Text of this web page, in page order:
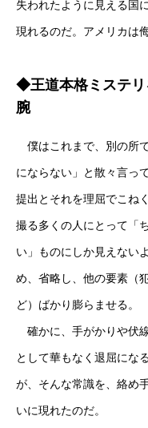
失われたように見える国
現れるのだ。アメリカは
◆王道本格ミステリ
腕
僕はこれまで、別の所
にならない」と散々言っ
提出とそれを理屈でこね
撮る多くの人にとって「
い」ものにしか見えない
め、省略し、他の要素（
ど）ばかり膨らませる。
確かに、手がかりや伏
として華もなく退屈にな
が、そんな常識を、絡め
いに現れたのだ。